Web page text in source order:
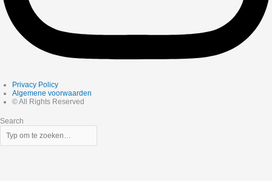
Privacy Policy
Algemene voorwaarden
© All Rights Reserved
Search